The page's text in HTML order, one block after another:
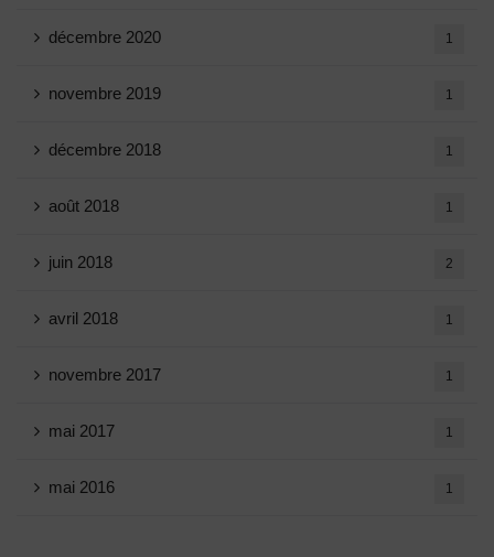
décembre 2020 1
novembre 2019 1
décembre 2018 1
août 2018 1
juin 2018 2
avril 2018 1
novembre 2017 1
mai 2017 1
mai 2016 1